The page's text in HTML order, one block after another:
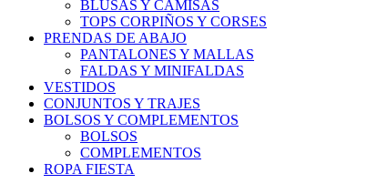
BLUSAS Y CAMISAS
TOPS CORPIÑOS Y CORSES
PRENDAS DE ABAJO
PANTALONES Y MALLAS
FALDAS Y MINIFALDAS
VESTIDOS
CONJUNTOS Y TRAJES
BOLSOS Y COMPLEMENTOS
BOLSOS
COMPLEMENTOS
ROPA FIESTA